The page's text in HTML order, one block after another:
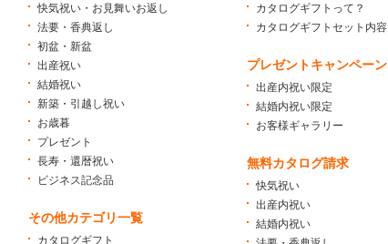
快気祝い・お見舞いお返し
法要・香典返し
初盆・新盆
出産祝い
結婚祝い
新築・引越し祝い
お歳暮
プレゼント
長寿・還暦祝い
ビジネス記念品
その他カテゴリ一覧
カタログギフト
カタログギフトって？
カタログギフトセット内容
プレゼントキャンペーン
出産内祝い限定
結婚内祝い限定
お客様ギャラリー
無料カタログ請求
快気祝い
出産内祝い
結婚内祝い